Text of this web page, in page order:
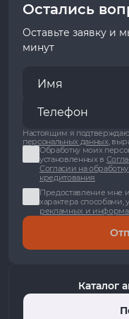
Остались
Оставьте заявку и
минут
Настоящим я
персональных данных,
Обработку моих
установленных в
Согласии на
кредитования
Предоставление мне
характера способами,
рекламных и
Каталог